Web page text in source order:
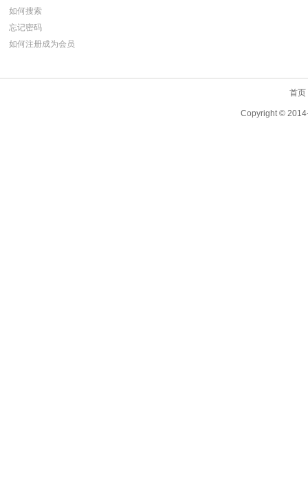
如何搜索
忘记密码
如何注册成为会员
首页
Copyright ©